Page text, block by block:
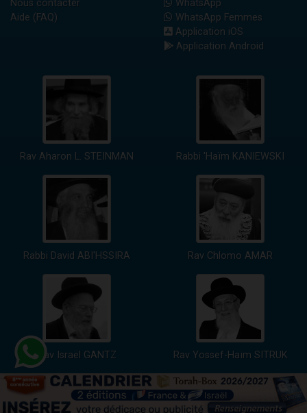
Nous contacter
Aide (FAQ)
WhatsApp
WhatsApp Femmes
Application iOS
Application Android
Rav Aharon L. STEINMAN Rabbi 'Haïm KANIEWSKI
Rabbi David ABI'HSSIRA Rav Chlomo AMAR
Rav Israël GANTZ Rav Yossef-Haïm SITRUK